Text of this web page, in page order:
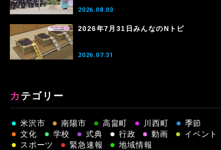
2026.08.03
2026年7月31日みんなのNトピ
2026.07.31
カテゴリー
米沢市 南陽市 高畠町 川西町
季節
文化
学校 式典 行政 動画
イベント
スポーツ
緊急速報 地域情報